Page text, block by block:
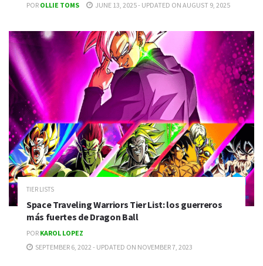
POR OLLIE TOMS JUNE 13, 2025 - UPDATED ON AUGUST 9, 2025
TIER LISTS
Space Traveling Warriors Tier List: los guerreros
más fuertes de Dragon Ball
POR KAROL LOPEZ
SEPTEMBER 6, 2022 - UPDATED ON NOVEMBER 7, 2023